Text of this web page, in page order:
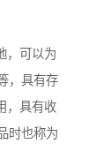
，可以为
，具有存
，具有收
时也称为